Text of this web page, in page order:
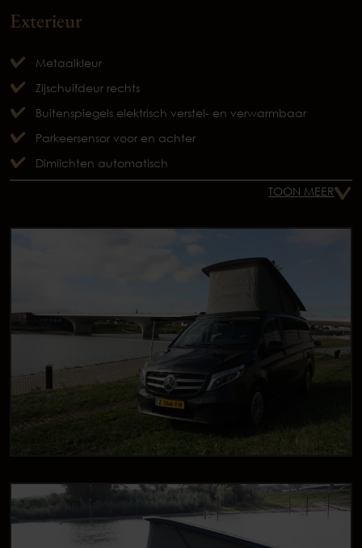
Exterieur
Metaalkleur
Zijschuifdeur rechts
Buitenspiegels elektrisch verstel- en verwarmbaar
Parkeersensor voor en achter
Dimlichten automatisch
TOON MEER